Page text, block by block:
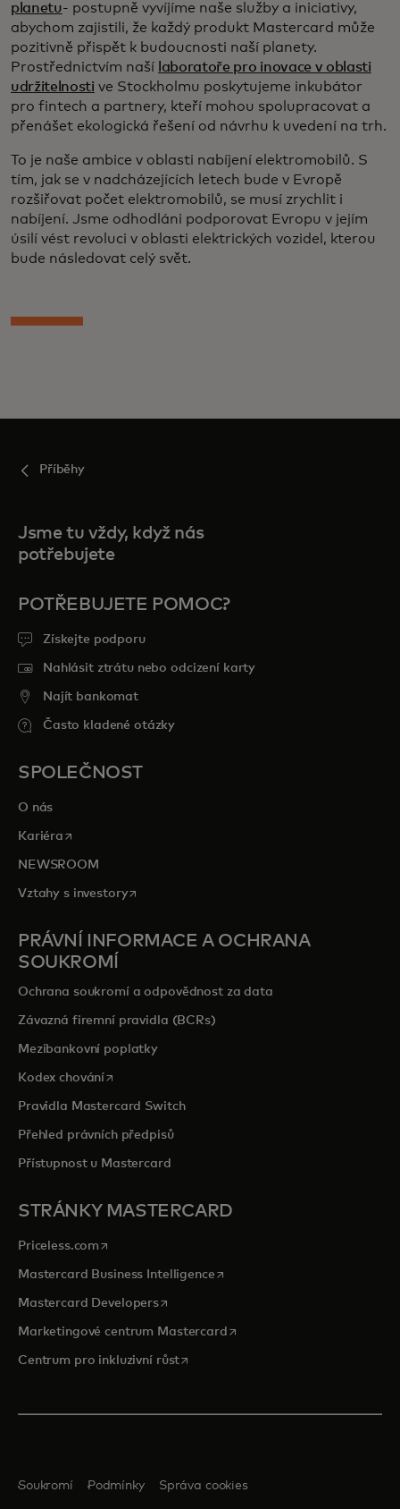
planetu- postupně vyvíjíme naše služby a iniciativy,
abychom zajistili, že každý produkt Mastercard může
pozitivně přispět k budoucnosti naší planety.
Prostřednictvím naší laboratoře pro inovace v oblasti
udržitelnosti ve Stockholmu poskytujeme inkubátor
pro fintech a partnery, kteří mohou spolupracovat a
přenášet ekologická řešení od návrhu k uvedení na trh.
To je naše ambice v oblasti nabíjení elektromobilů. S
tím, jak se v nadcházejících letech bude v Evropě
rozšiřovat počet elektromobilů, se musí zrychlit i
nabíjení. Jsme odhodláni podporovat Evropu v jejím
úsilí vést revoluci v oblasti elektrických vozidel, kterou
bude následovat celý svět.
Příběhy
Jsme tu vždy, když nás
potřebujete
POTŘEBUJETE POMOC?
Získejte podporu
Nahlásit ztrátu nebo odcizení karty
Najít bankomat
Často kladené otázky
SPOLEČNOST
O nás
Kariéra opens in a new tab
NEWSROOM
Vztahy s investoryopens in a new tab
PRÁVNÍ INFORMACE A OCHRANA
SOUKROMÍ
Ochrana soukromí a odpovědnost za data
Závazná firemní pravidla (BCRs)
Mezibankovní poplatky
Kodex chováníopens in a new tab
Pravidla Mastercard Switch
Přehled právních předpisů
Přístupnost u Mastercard
STRÁNKY MASTERCARD
Priceless.com opens in a new tab
Mastercard Business Intelligenceopens in a new tab
Mastercard Developersopens in a new tab
Marketingové centrum Mastercardopens in a new tab
Centrum pro inkluzivní růstopens in a new tab
Soukromí Podmínky Správa cookies